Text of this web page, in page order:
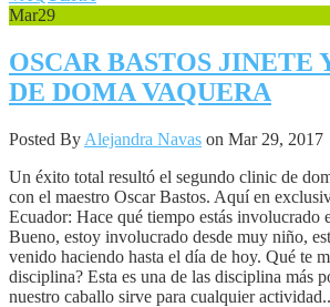
Mar29
OSCAR BASTOS JINETE
DE DOMA VAQUERA
Posted By Alejandra Navas on Mar 29, 2017
Un éxito total resultó el segundo clinic de
con el maestro Oscar Bastos. Aquí en
Ecuador: Hace qué tiempo estás involucrado
Bueno, estoy involucrado desde muy niño,
venido haciendo hasta el día de hoy. Qué te
disciplina? Esta es una de las disciplina más
nuestro caballo sirve para cualquier